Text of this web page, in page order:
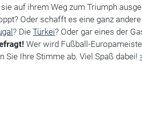
auf ihrem Weg zum Triumph
Oder schafft es eine ganz
? DieTürkei? Oder gar eines der
Wer wird Fußball-
Sie Ihre Stimme ab. Viel Spaß dabei!